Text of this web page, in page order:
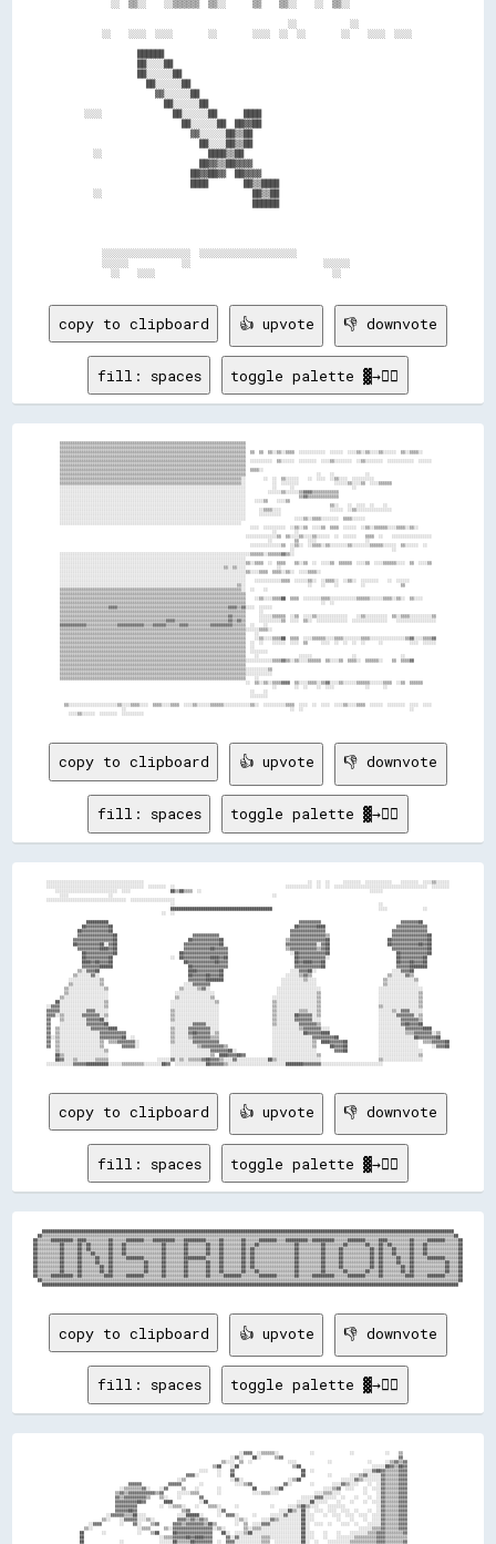
      ░░  ▒▒░░    ░░▒▒▒▒▒▒  ▒▒░░      ▒▒    ▒▒░░    ░░  ▒▒░░
                                              ░░            ░░
    ░░    ░░░░  ░░░░        ░░        ░░░░  ░░  ░░        ░░    ░░░░  ░░░░
            ██████
            ██░░░░██
            ██░░░░░░██
              ██░░░░░░██
                ▓▓░░░░░░██
                  ██░░░░░░██
░░░░                ██░░░░░░██      ████
                      ██░░░░░░██  ██▓▓██
                        ▓▓░░░░░░██▒▒██
                          ██░░░░██▒▒██
  ░░                        ████▒▒██
                          ██▓▓▒▒██▓▓▓▓
                        ██▓▓██▓▓  ██▓▓▓▓
                        ████        ██▒▒████
  ░░                                  ██▒▒██
                                      ██████
    ░░░░░░░░░░░░░░░░░░░░  ░░░░░░░░░░░░░░░░░░░░░░
    ░░░░░░            ░░                              ░░░░░░
copy to clipboard 👍 upvote 👎 downvote
fill: spaces toggle palette ▓→✊🏽
copy to clipboard 👍 upvote 👎 downvote
fill: spaces toggle palette ▓→✊🏽
    ░░░░░░░░░░░░░░░░░░░░░░░░░░░░  ░░░░                  ██▒▒██▒▒▒▒  ░░                                                                            ░░░░░░
                                                        ██████████████████████████████████████████████                                                ░░░░                ░░
                  ██████████                                                                                      ▓▓▓▓▓▓▓▓▓▓                                    ▓▓▓▓▓▓▓▓██
                ██▓▓▓▓▓▓▓▓▓▓██                                                                                  ██▓▓▓▓▓▓▓▓████                                ▓▓▓▓▓▓▓▓▓▓▓▓▓▓
              ██▓▓▓▓▓▓▓▓▓▓▓▓██                                                                                ▓▓▓▓▓▓▓▓▓▓▓▓▓▓▓▓                              ▓▓▓▓▓▓▓▓▓▓▓▓▓▓▓▓
              ▓▓▓▓▓▓▓▓▓▓▓▓▓▓▓▓██                                  ▓▓▓▓▓▓▓▓▓▓▓▓                                ▓▓▓▓▓▓▓▓▓▓▓▓▓▓▓▓▒▒                            ▓▓▓▓▓▓▓▓▓▓▓▓▓▓▓▓██
            ▓▓▓▓▓▓▓▓▓▓▓▓▓▓▓▓▓▓██                                ██▓▓▓▓▓▓▓▓▓▓▓▓██                            ▒▒▓▓▓▓▓▓▓▓▓▓▓▓▓▓▓▓██                          ██▓▓▓▓▓▓▓▓▓▓▓▓▓▓▓▓██
            ██▓▓▓▓▓▓▓▓▓▓██░░▓▓██                              ▓▓▓▓▓▓▓▓▓▓▓▓▓▓▓▓██                            ▓▓▓▓▓▓▓▓▓▓▓▓▓▓░░▓▓██                          ██▓▓▓▓▓▓▓▓▓▓▓▓██▓▓██
              ▓▓▓▓▓▓▓▓▓▓████▓▓██                              ▓▓▓▓▓▓▓▓▓▓▓▓██▓▓▓▓▓▓                          ▒▒▓▓▓▓▓▓▓▓▓▓▓▓▒▒▓▓██                            ▓▓▓▓▓▓▓▓▓▓▓▓▓▓▓▓██
                ██▓▓▓▓▓▓▓▓▓▓▓▓██                            ██▓▓▓▓▓▓▓▓▓▓▓▓▓▓▓▓▓▓▓▓                            ░░██▓▓▓▓▓▓▓▓▓▓▓▓██                              ██▓▓▓▓▓▓▓▓▓▓▓▓██
                ██▓▓▓▓▓▓▓▓▓▓██                          ░░  ██▓▓▓▓▓▓▓▓▓▓▓▓████▓▓██                              ██▓▓▓▓▓▓▓▓▓▓▓▓░░                              ██▓▓▓▓▓▓▓▓▓▓██
                ████▓▓██▓▓▓▓██                                ██▓▓▓▓▓▓▓▓▓▓▓▓██▓▓▓▓                              ██▓▓████▓▓▓▓██                                ██▓▓▓▓██▓▓▓▓██
                ▓▓▓▓▓▓▓▓██████                                  ██▓▓▓▓▓▓▓▓▓▓▓▓▓▓▓▓                              ▓▓▓▓▓▓▓▓▓▓▓▓██                                ▓▓▓▓▓▓████████
              ▒▒░░▓▓▓▓██                                        ████▓▓▓▓▓▓▓▓▓▓██                              ░░░░▓▓▓▓██░░                                  ░░░░▓▓▓▓██
            ▒▒░░░░░░▓▓░░                                        ██▓▓▓▓▓▓██▓▓▓▓██                            ░░░░░░▒▒▓▓▒▒                                  ▒▒░░░░░░▓▓▒▒
          ░░░░░░░░░░░░░░▒▒                                      ▓▓▓▓▓▓▓▓████████                          ░░░░░░░░░░▒▒░░░░                              ▒▒░░░░░░░░░░░░▒▒
          ▒▒░░░░░░░░░░░░▒▒                                    ░░░░▓▓▓▓▓▓▓▓                                ░░░░░░░░░░░░░░░░                              ▒▒░░░░░░░░░░░░░░
        ▒▒░░░░░░░░░░░░░░░░▒▒                                ▒▒░░░░░░▒▒▓▓░░                              ░░░░░░░░░░░░░░░░░░░░                          ░░░░░░░░░░░░░░░░░░░░
    ██░░░░░░░░░░░░░░░░░░░░▒▒                            ░░░░░░░░░░░░░░░░░░░░▒▒                        ▒▒░░░░░░░░░░░░░░░░░░▒▒                          ░░░░░░░░░░░░░░░░░░▒▒
░░▓▓▓▓░░░░░░░░░░░░░░░░░░░░▒▒                            ░░░░░░░░░░░░░░░░░░░░░░                        ▒▒░░░░░░░░░░░░░░░░░░▒▒                          ▒▒░░░░░░░░░░░░░░░░▒▒
▓▓▓▓▓▓░░░░░░░░░░░░▓▓▓▓░░░░░░                            ▒▒░░░░░░░░░░░░░░░░░░░░                        ▒▒░░░░░░░░░░▒▒▒▒░░░░▒▒                          ░░░░░░▒▒░░▓▓▓▓░░░░░░
▓▓▓▓░░▒▒░░░░░░░░▓▓▓▓▓▓▓▓░░▒▒                            ▒▒░░░░░░░░░░░░░░░░░░░░                        ▒▒░░░░░░░░██▓▓▓▓▓▓░░▒▒                          ░░░░░░░░▓▓▓▓▓▓▓▓░░▒▒
▓▓    ▒▒░░░░░░░░░░▓▓▓▓▓▓██░░                            ▒▒░░░░░░░░░░░░░░░░░░░░                        ▒▒░░░░░░░░▓▓▓▓▓▓▓▓░░░░                          ░░░░░░░░░░▓▓▓▓▓▓▓▓▒▒
▓▓    ░░░░░░░░░░░░▓▓▓▓▓▓▓▓██                            ░░░░░░░░░░▓▓▓▓▓▓░░░░░░                        ▒▒░░░░░░░░░░▓▓▓▓▓▓▓▓▒▒                          ░░░░░░░░░░▓▓██▓▓▓▓██
▓▓  ▒▒░░░░░░░░░░░░░░▓▓▓▓▓▓▓▓████                        ▒▒░░░░░░▓▓▓▓▓▓▓▓▓▓░░░░                        ░░░░░░░░░░░░▒▒▓▓▓▓▓▓▓▓░░░░                      ░░░░░░░░░░░░▓▓▓▓▓▓▓▓████
▓▓  ▒▒░░░░░░░░░░░░░░░░░░▓▓▓▓▓▓▓▓▓▓▓▓                    ▒▒░░░░░░▓▓██▓▓▓▓▓▓░░▒▒                        ░░░░░░░░░░░░░░██▓▓▓▓▓▓████                      ░░░░░░░░░░░░▒▒▒▒▓▓▓▓▓▓▓▓░░▒▒
▓▓░░▒▒░░░░░░░░░░░░░░░░░░▓▓▓▓▓▓▓▓▓▓██  ░░                ▒▒░░░░░░▒▒▓▓▓▓▓▓▓▓▒▒▒▒                        ░░░░░░░░░░░░░░░░░░▓▓▓▓▓▓▓▓▓▓██                  ░░░░░░░░░░░░░░░░██▓▓▓▓▓▓▓▓██
▓▓  ▒▒░░░░░░░░░░░░░░░░░░▒▒  ▒▒▒▒▓▓▓▓▓▓▓▓░░              ▒▒░░░░░░░░▓▓▓▓▓▓▓▓▓▓▓▓                        ░░░░░░░░░░░░░░░░░░▒▒  ████▓▓▓▓▓▓██              ░░░░░░░░░░░░░░░░░░  ▒▒▒▒▓▓▓▓▓▓██
▓▓  ▒▒░░░░░░░░░░░░░░░░░░▒▒        ▓▓▓▓▓▓░░              ░░░░░░░░░░░░▒▒▓▓▓▓▓▓▓▓▓▓▒▒                    ░░░░░░░░░░░░░░░░░░▒▒      ██▓▓▓▓██              ░░░░░░░░░░░░░░░░░░      ░░▓▓▓▓██
    ▒▒░░░░░░░░░░░░░░░░░░░░▒▒                            ░░░░░░░░░░░░░░░░░░▓▓▓▓▓▓▓▓██░░                ░░░░░░░░░░░░░░░░░░░░        ▓▓▓▓██              ░░░░░░░░░░░░░░░░░░░░
    ██▒▒░░░░░░░░░░░░░░░░░░░░                            ░░░░░░░░░░░░░░░░░░▒▒  ████▓▓▓▓██▓▓            ░░░░░░░░░░░░░░░░░░░░▒▒                          ░░░░░░░░░░░░░░░░░░▒▒
    ██▓▓░░░░▒▒░░░░░░░░▒▒▒▒▒▒                      ░░░░░░▓▓░░▒▒░░▒▒▒▒▒▒▓▓██▓▓▓▓▒▒░░░░▓▓░░░░░░░░░░░░░░██▒▒░░░░░░░░░░░░░░░░░░░░                          ▒▒░░░░░░░░░░░░░░░░░░
copy to clipboard 👍 upvote 👎 downvote
fill: spaces toggle palette ▓→✊🏽
    ██████████████████████████████████████████████████████████████████████████████████████████████████████████████████████████████████████████████████████████████████████████████████████████
  ██▒▒▒▒▒▒▒▒▒▒▒▒▒▒▒▒▒▒▒▒▒▒▒▒▒▒▒▒▒▒▒▒▒▒▒▒▒▒▒▒▒▒▒▒▒▒▒▒▒▒▒▒▒▒▒▒▒▒▒▒▒▒▒▒▒▒▒▒▒▒▒▒▒▒▒▒▒▒▒▒▒▒▒▒▒▒▒▒▒▒▒▒▒▒▒▒▒▒▒▒▒▒▒▒▒▒▒▒▒▒▒▒▒▒▒▒▒▒▒▒▒▒▒▒▒▒▒▒▒▒▒▒▒▒▒▒▒▒▒▒▒▒▒▒▒▒▒▒▒▒▒▒▒▒▒▒▒▒▒▒▒▒▒▒▒▒▒▒▒▒▒▒▒▒▒▒▒▒▒▒▒▒▒▒▒▒██
██▒▒▒▒▒▒██████████▒▒████▒▒▒▒▒▒▒▒▒▒██▒▒▒▒▒▒████████▒▒▒▒██████████▒▒▒▒██████████▒▒▒▒▒▒██▒▒▒▒▒▒▒▒██▒▒▒▒▒▒████████▒▒▒▒██████████▒▒██████████▒▒▒▒▒▒████████▒▒▒▒▒▒████▒▒▒▒▒▒▒▒▒▒██▒▒▒▒▒▒████████▒▒▒▒▒▒██
██▒▒▒▒▒▒▒▒▒▒██▒▒▒▒▒▒██▒▒██▒▒▒▒▒▒▒▒██▒▒▒▒██▒▒▒▒▒▒▒▒▒▒▒▒▒▒▒▒██▒▒▒▒▒▒▒▒██▒▒▒▒▒▒▒▒██▒▒▒▒██▒▒▒▒▒▒▒▒██▒▒▒▒██▒▒▒▒▒▒▒▒▒▒▒▒▒▒▒▒██▒▒▒▒▒▒▒▒▒▒██▒▒▒▒▒▒▒▒██▒▒▒▒▒▒▒▒██▒▒▒▒██▒▒██▒▒▒▒▒▒▒▒██▒▒▒▒██▒▒▒▒▒▒▒▒▒▒▒▒▒▒██
██▒▒▒▒▒▒▒▒▒▒██▒▒▒▒▒▒██▒▒██▒▒▒▒▒▒▒▒██▒▒▒▒██▒▒▒▒▒▒▒▒▒▒▒▒▒▒▒▒██▒▒▒▒▒▒▒▒██▒▒▒▒▒▒▒▒██▒▒▒▒██▒▒▒▒▒▒▒▒██▒▒██▒▒▒▒▒▒▒▒▒▒▒▒▒▒▒▒▒▒██▒▒▒▒▒▒▒▒▒▒██▒▒▒▒▒▒██▒▒▒▒▒▒▒▒▒▒▒▒██▒▒██▒▒▒▒██▒▒▒▒▒▒██▒▒▒▒██▒▒▒▒▒▒▒▒▒▒▒▒▒▒██
██▒▒▒▒▒▒▒▒▒▒██▒▒▒▒▒▒██▒▒▒▒██▒▒▒▒▒▒██▒▒▒▒██▒▒▒▒▒▒▒▒▒▒▒▒▒▒▒▒██▒▒▒▒▒▒▒▒██▒▒▒▒▒▒▒▒██▒▒▒▒██▒▒▒▒▒▒▒▒██▒▒██▒▒▒▒▒▒▒▒▒▒▒▒▒▒▒▒▒▒██▒▒▒▒▒▒▒▒▒▒██▒▒▒▒▒▒██▒▒▒▒▒▒▒▒▒▒▒▒██▒▒██▒▒▒▒██▒▒▒▒▒▒██▒▒▒▒██▒▒▒▒▒▒▒▒▒▒▒▒▒▒██
██▒▒▒▒▒▒▒▒▒▒██▒▒▒▒▒▒██▒▒▒▒▒▒██▒▒▒▒██▒▒▒▒▒▒████████▒▒▒▒▒▒▒▒██▒▒▒▒▒▒▒▒██████████▒▒▒▒▒▒██▒▒▒▒▒▒▒▒██▒▒██▒▒▒▒▒▒▒▒▒▒▒▒▒▒▒▒▒▒██▒▒▒▒▒▒▒▒▒▒██▒▒▒▒▒▒██▒▒▒▒▒▒▒▒▒▒▒▒██▒▒██▒▒▒▒▒▒██▒▒▒▒██▒▒▒▒▒▒████████▒▒▒▒▒▒██
██▒▒▒▒▒▒▒▒▒▒██▒▒▒▒▒▒██▒▒▒▒▒▒██▒▒▒▒██▒▒▒▒▒▒▒▒▒▒▒▒▒▒██▒▒▒▒▒▒██▒▒▒▒▒▒▒▒██▒▒▒▒▒▒▒▒██▒▒▒▒██▒▒▒▒▒▒▒▒██▒▒██▒▒▒▒▒▒▒▒▒▒▒▒▒▒▒▒▒▒██▒▒▒▒▒▒▒▒▒▒██▒▒▒▒▒▒██▒▒▒▒▒▒▒▒▒▒▒▒██▒▒██▒▒▒▒▒▒██▒▒▒▒██▒▒▒▒▒▒▒▒▒▒▒▒▒▒██▒▒▒▒██
██▒▒▒▒▒▒▒▒▒▒██▒▒▒▒▒▒██▒▒▒▒▒▒▒▒██▒▒██▒▒▒▒▒▒▒▒▒▒▒▒▒▒██▒▒▒▒▒▒██▒▒▒▒▒▒▒▒██▒▒▒▒▒▒▒▒██▒▒▒▒██▒▒▒▒▒▒▒▒██▒▒██▒▒▒▒▒▒▒▒▒▒▒▒▒▒▒▒▒▒██▒▒▒▒▒▒▒▒▒▒██▒▒▒▒▒▒██▒▒▒▒▒▒▒▒▒▒▒▒██▒▒██▒▒▒▒▒▒▒▒██▒▒██▒▒▒▒▒▒▒▒▒▒▒▒▒▒██▒▒▒▒██
██▒▒▒▒▒▒▒▒▒▒██▒▒▒▒▒▒██▒▒▒▒▒▒▒▒██▒▒██▒▒▒▒▒▒▒▒▒▒▒▒▒▒██▒▒▒▒▒▒██▒▒▒▒▒▒▒▒██▒▒▒▒▒▒▒▒██▒▒▒▒██▒▒▒▒▒▒▒▒██▒▒▒▒██▒▒▒▒▒▒▒▒▒▒▒▒▒▒▒▒██▒▒▒▒▒▒▒▒▒▒██▒▒▒▒▒▒▒▒██▒▒▒▒▒▒▒▒██▒▒▒▒██▒▒▒▒▒▒▒▒██▒▒██▒▒▒▒▒▒▒▒▒▒▒▒▒▒██▒▒▒▒██
██▒▒▒▒▒▒██████████▒▒██▒▒▒▒▒▒▒▒▒▒████▒▒▒▒▒▒████████▒▒▒▒▒▒▒▒██▒▒▒▒▒▒▒▒██▒▒▒▒▒▒▒▒██▒▒▒▒▒▒████████▒▒▒▒▒▒▒▒████████▒▒▒▒▒▒▒▒██▒▒▒▒▒▒██████████▒▒▒▒▒▒████████▒▒▒▒▒▒██▒▒▒▒▒▒▒▒▒▒████▒▒▒▒▒▒████████▒▒▒▒▒▒██
  ██▒▒▒▒▒▒▒▒▒▒▒▒▒▒▒▒▒▒▒▒▒▒▒▒▒▒▒▒▒▒▒▒▒▒▒▒▒▒▒▒▒▒▒▒▒▒▒▒▒▒▒▒▒▒▒▒▒▒▒▒▒▒▒▒▒▒▒▒▒▒▒▒▒▒▒▒▒▒▒▒▒▒▒▒▒▒▒▒▒▒▒▒▒▒▒▒▒▒▒▒▒▒▒▒▒▒▒▒▒▒▒▒▒▒▒▒▒▒▒▒▒▒▒▒▒▒▒▒▒▒▒▒▒▒▒▒▒▒▒▒▒▒▒▒▒▒▒▒▒▒▒▒▒▒▒▒▒▒▒▒▒▒▒▒▒▒▒▒▒▒▒▒▒▒▒▒▒▒▒▒▒▒▒▒▒▒▒▒██
copy to clipboard 👍 upvote 👎 downvote
fill: spaces toggle palette ▓→✊🏽
                                                                                    ░░▓▓▓▓  ░░▒▒▒▒▒▒░░              ░░                ░░              ░░    ▒▒
                                                                                ░░▓▓░░    ██░░      ▒▒▓▓                                                    ▓▓
                                                                            ▒▒░░░░  ▒▒  ░░                ░░░░              ░░                ░░      ░░▒▒▓▓▒▒▓▓
                                                                        ▒▒██    ░░██                        ▒▒██                                ░░░░░░██▓▓▒▒██▓▓
                                                                  ░░░░    ░░    ▓▓                              ██  ░░                      ░░░░▓▓██▓▓▒▒▒▒▒▒▓▓▓▓
                                                            ▓▓▓▓░░        ░░    ██                              ██          ░░        ░░░░▒▒▓▓░░░░░░▓▓▒▒▒▒▒▒▓▓▓▓
                                                        ░░▒▒                    ░░▓▓░░                    ░░▒▒██                  ░░░░░░▓▓▒▒░░░░░░░░▓▓▒▒▒▒▒▒▓▓▓▓
                                  ▓▓▓▓▓▓            ▓▓▓▓▓▓        ░░              ░░░░▒▒▓▓              ▓▓░░        ░░        ░░░░▓▓▒▒░░░░    ░░  ░░▓▓▒▒▒▒▒▒▓▓▓▓
                              ░░▒▒▒▒▒▒▒▒▓▓░░    ░░▓▓      ▒▒    ░░        ░░              ██      ░░▒▒██                  ░░░░▒▒▓▓  ░░░░    ░░  ░░░░▓▓▒▒▒▒▒▒▓▓▓▓
                            ▒▒▓▓▒▒▓▓▓▓▓▓▓▓▓▓▓▓▒▒▓▓      ░░░░░░▒▒▒▒        ░░              ░░░░▒▒▒▒░░░░                ░░░░▒▒▒▒░░░░          ░░    ░░▓▓▒▒▒▒▒▒▓▓▓▓
                            ▓▓▒▒▓▓▓▓▓▓▓▓▓▓▒▒    ▒▒░░    ░░        ▓▓                                            ░░░░░░▓▓▓▓░░░░░░  ░░    ░░    ░░  ░░▓▓▒▒▒▒▒▒▓▓▓▓
                            ▓▓▓▓▓▓▓▓▓▓██▓▓        ████            ░░██                                        ░░░░░░██░░░░░░    ░░    ░░    ░░  ░░░░▓▓▒▒▒▒▒▒▓▓▓▓
                            ▓▓▓▓▓▓▓▓▓▓          ░░  ░░▒▒▒▒░░    ░░    ▒▒▒▒░░      ░░              ░░      ░░░░▒▒██▒▒░░░░    ░░░░░░░░              ░░▓▓▒▒▒▒▒▒▓▓▓▓
                            ▓▓▓▓▓▓██▓▓                    ▒▒▓▓            ░░▓▓                        ░░░░██▒▒░░██░░  ░░░░  ░░░░  ░░░░  ░░    ░░  ░░▓▓▒▒▒▒▒▒▓▓▓▓
                        ░░▓▓▓▓▓▓▒▒▒▒██░░░░              ░░░░██████░░      ░░  ▓▓▓▓░░      ░░      ░░░░░░▓▓░░░░░░██░░░░    ░░  ░░░░  ░░░░  ░░░░  ░░░░▓▓▒▒▒▒▒▒▓▓▓▓
                      ▒▒░░    ░░▓▓▓▓▓▓░░░░▒▒░░          ▓▓▓▓▒▒▓▓▒▒▓▓▒▒            ░░▒▒░░      ░░░░▓▓▒▒░░░░░░░░░░██░░░░          ░░    ░░    ░░  ░░░░▓▓▒▒▒▒▒▒▓▓▓▓
                ░░▓▓▓▓        ░░    ▓▓░░    ▒▒▓▓      ▓▓▓▓▒▒▓▓▓▓▓▓▓▓▒▒██▒▒        ░░  ▒▒  ░░░░▓▓▓▓░░░░░░░░░░░░░░██░░  ░░░░  ░░    ░░░░  ░░    ░░░░░░▓▓▒▒▒▒▒▒▓▓▓▓
              ▒▒░░                    ░░▒▒▒▒      ▒▒░░▓▓▓▓▓▓▓▓▓▓▓▓▓▓▓▓▓▓░░▒▒░░        ▒▒░░▒▒▒▒░░░░░░░░░░░░░░░░░░██░░                      ░░░░░░▒▒▒▒▓▓▒▒▒▒▒▒▓▓▓▓
            ██        ░░              ░░    ▒▒██      ██▓▓▓▓▓▓▓▓▓▓▓▓▓▓▓▓    ██░░  ░░░░▒▒██░░░░░░░░░░░░░░░░░░░░░░██░░░░    ░░    ░░    ░░░░░░░░▒▒▒▒▓▓▓▓▒▒▒▒▒▒▒▒▓▓
            ██                                  ░░▒▒▒▒▓▓▓▓▓▓██▓▓████▓▓▓▓      ▓▓░░▓▓░░░░░░░░░░▒▒▒▒░░░░░░░░░░░░░░██░░░░    ░░    ░░░░░░░░▒▒▒▒▒▒▒▒▒▒▓▓▓▓▒▒▒▒▒▒▒▒▒▒
            ██                ░░                ░░░░░░██▒▒▒▒▒▒██▓▓▓▓▓▓▓▓  ░░  ▓▓▓▓░░░░░░░░░░░░▒▒▒▒  ░░░░░░░░░░░░██░░  ░░    ░░░░░░░░░░▒▒▒▒▒▒▒▒▒▒▒▒▓▓▓▓▒▒▒▒▒▒▒▒▓▓